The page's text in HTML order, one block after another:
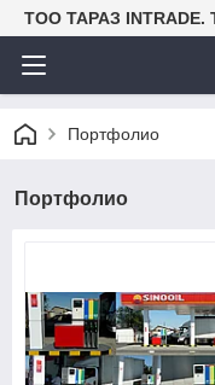
TOO ТАРАЗ
Портфолио
Портфолио